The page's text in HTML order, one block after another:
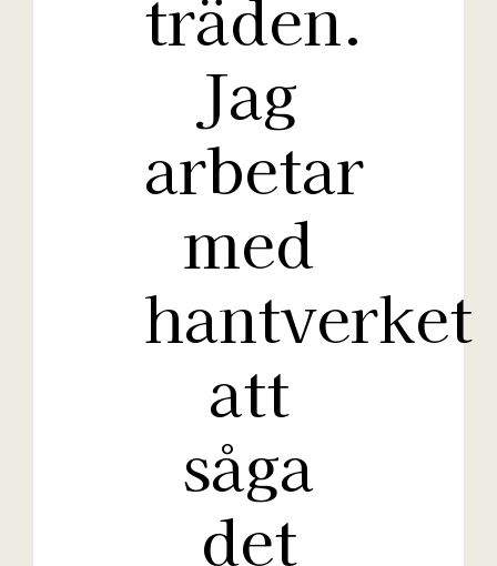
träden.
Jag
arbetar
med
hantverket
att
såga
det